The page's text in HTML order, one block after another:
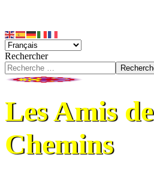
Rechercher
Les Amis
Chemins